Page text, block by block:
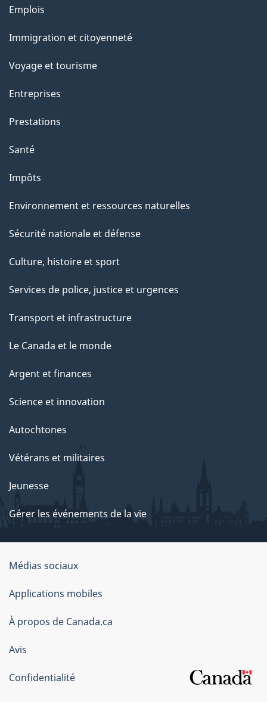
r
c
t
t
p
a
e
Thèmes
sujets
Emplois
Immigration et citoyenneté
Voyage et tourisme
Entreprises
Prestations
Santé
Impôts
Environnement et ressources naturelles
Sécurité nationale et défense
Culture, histoire et sport
Services de police, justice et urgences
Transport et infrastructure
Le Canada et le monde
Argent et finances
Science et innovation
Autochtones
Vétérans et militaires
Jeunesse
Gérer les événements de la vie
Organisation
du
gouvernement
du
Canada
Médias sociaux
Applications mobiles
À propos de Canada.ca
Avis
Confidentialité